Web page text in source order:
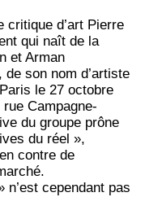
critique d’art Pierre
qui naît de la
et Arman
de son nom d’artiste
le 27 octobre
Campagne-
du groupe prône
du réel »,
contre de
n’est cependant pas